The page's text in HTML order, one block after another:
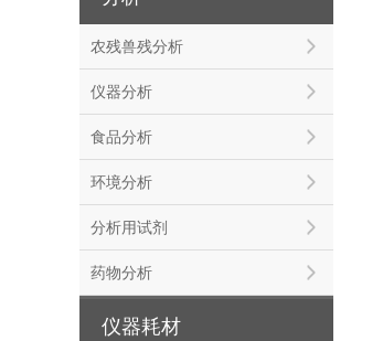
农残兽残分析
仪器分析
食品分析
环境分析
分析用试剂
药物分析
仪器耗材